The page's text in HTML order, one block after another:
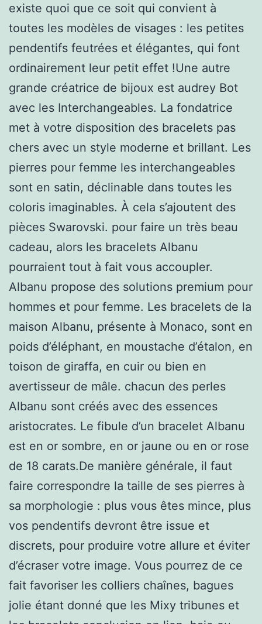
existe quoi que ce soit qui convient à
toutes les modèles de visages : les petites
pendentifs feutrées et élégantes, qui font
ordinairement leur petit effet !Une autre
grande créatrice de bijoux est audrey Bot
avec les Interchangeables. La fondatrice
met à votre disposition des bracelets pas
chers avec un style moderne et brillant. Les
pierres pour femme les interchangeables
sont en satin, déclinable dans toutes les
coloris imaginables. À cela s’ajoutent des
pièces Swarovski. pour faire un très beau
cadeau, alors les bracelets Albanu
pourraient tout à fait vous accoupler.
Albanu propose des solutions premium pour
hommes et pour femme. Les bracelets de la
maison Albanu, présente à Monaco, sont en
poids d’éléphant, en moustache d’étalon, en
toison de giraffa, en cuir ou bien en
avertisseur de mâle. chacun des perles
Albanu sont créés avec des essences
aristocrates. Le fibule d’un bracelet Albanu
est en or sombre, en or jaune ou en or rose
de 18 carats.De manière générale, il faut
faire correspondre la taille de ses pierres à
sa morphologie : plus vous êtes mince, plus
vos pendentifs devront être issue et
discrets, pour produire votre allure et éviter
d’écraser votre image. Vous pourrez de ce
fait favoriser les colliers chaînes, bagues
jolie étant donné que les Mixy tribunes et